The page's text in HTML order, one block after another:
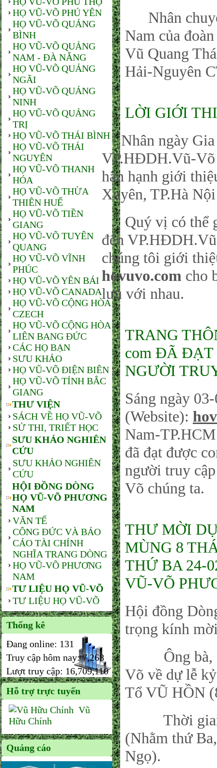
HỌ VŨ-VÕ PHÚ YÊN
HỌ VŨ-VÕ QUẢNG
BÌNH
HỌ VŨ-VÕ QUẢNG
NAM - ĐÀ NẴNG
HỌ VŨ-VÕ QUẢNG
NGÃI
HỌ VŨ-VÕ QUẢNG
NINH
HỌ VŨ-VÕ QUẢNG
TRỊ
HỌ VŨ-VÕ THÁI BÌNH
HỌ VŨ-VÕ THÁI
NGUYÊN
HỌ VŨ-VÕ THANH
HÓA
HỌ VŨ-VÕ THỪA
THIÊN HUẾ
HỌ VŨ-VÕ TIỀN
GIANG
HỌ VŨ-VÕ TUYÊN
QUANG
HỌ VŨ-VÕ VĨNH
PHÚC
HỌ VŨ-VÕ YÊN BÁI
HỌ VŨ-VÕ CANADA
HỌ VŨ-VÕ CỘNG HÒA
CZECH
HỌ VŨ-VÕ CỘNG HÒA
LIÊN BANG ĐỨC
CÁC HỌ BẠN
SƯU KHẢO
HỌ VŨ-VÕ ĐIỆN BIÊN
HỌ VŨ-VÕ TỈNH BẮC
GIANG
THƯ VIỆN
SÁCH VỀ HỌ VŨ-VÕ
SỬ THI, TRIẾT HỌC
SƯU KHẢO NGHIÊN
CỨU
SƯU KHẢO NGHIÊN
CỨU
HỘI ĐỒNG DÒNG
HỌ VŨ-VÕ PHƯƠNG
NAM
VĂN TẾ
CÔNG ĐỨC VÀ BÁO
CÁO TÀI CHÍNH
NGHĨA TRANG DÒNG
HỌ VŨ-VÕ PHƯƠNG
NAM
TƯ LIỆU HỌ VŨ-VÕ
TƯ LIỆU HỌ VŨ-VÕ
Thống kê
Đang online: 131
Truy cập hôm nay:7,268
Lượt truy cập: 16,709,110
Hỗ trợ trực tuyến
Vũ
Hữu Chính
Quảng cáo
Nhân
Nam của
Vũ Quang
Hải-Nguyên
LỜI GIỚI
Nhân ngày Gia
VP.HĐDH.Vũ-Võ
hân hạnh giới
Xuyên, TP.Hà
Quý vị có thể
đến
chúng tôi giới
hovuvo.com cho
lưu với nhau.
TRANG
com ĐÃ ĐẠT
NGƯỜI
Sáng ngày
(Website):
Nam-
đã đạt được
người truy
Võ chúng ta.
THƯ MỜI
MÙNG 8
THỨ BA 24-
VŨ-VÕ
Hội đồng
trọng kính
Ông bà,
Võ về dự lễ
Tổ VŨ HỒN
Thời gian:
(Nhằm thứ
Ngọ).